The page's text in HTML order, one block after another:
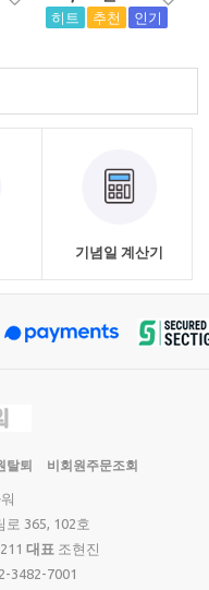
히트 추천 인기
기념일 계산기
탈퇴 비회원주문조회
365, 102호
대표 조현진
3482-7001